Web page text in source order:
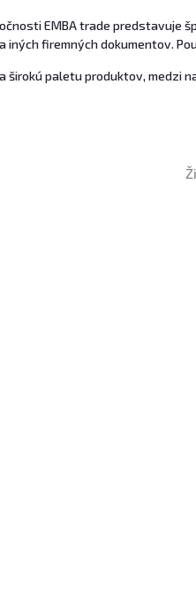
EMBA trade predstavuje
iných firemných dokumentov.
širokú paletu produktov, medzi